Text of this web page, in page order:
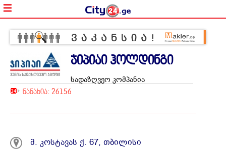
ჯიპიაი ჰოლდინგი
სადაზღვეო კომპანია
ნანახია: 26156
მ. კოსტავას ქ. 67, თბილისი